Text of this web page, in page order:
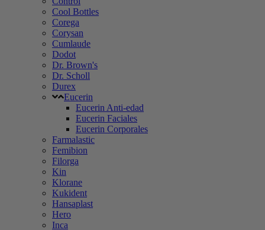
Cool Bottles
Corega
Corysan
Cumlaude
Dodot
Dr. Brown's
Dr. Scholl
Durex
Eucerin
Eucerin Anti-edad
Eucerin Faciales
Eucerin Corporales
Farmalastic
Femibion
Filorga
Kin
Klorane
Kukident
Hansaplast
Hero
Inca